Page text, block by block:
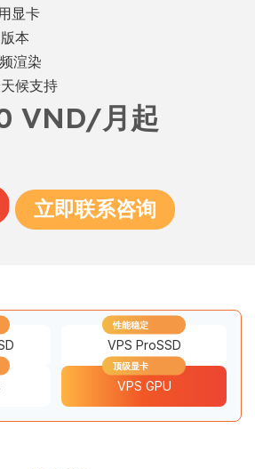
显卡
本
渲染
候支持
VND/月起
立即联系咨询
VPS ProSSD
性能稳定
VPS GPU
顶级显卡